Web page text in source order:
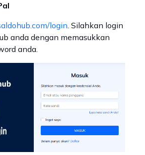
login. Silahkan login
anda dengan memasukkan
anda.